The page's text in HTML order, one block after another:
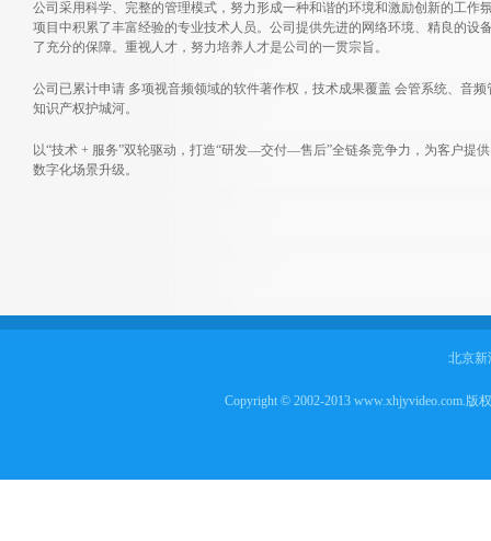
公司采用科学、完整的管理模式，努力形成一种和谐的环境和激励创新的工作
项目中积累了丰富经验的专业技术人员。公司提供先进的网络环境、精良的设
了充分的保障。重视人才，努力培养人才是公司的一贯宗旨。
公司已累计申请 多项视音频领域的软件著作权，技术成果覆盖 会管系统、音频
知识产权护城河。
以“技术 + 服务”双轮驱动，打造“研发—交付—售后”全链条竞争力，为客户提
数字化场景升级。
北京新
Copyright © 2002-2013 www.xhjyvideo.com.版